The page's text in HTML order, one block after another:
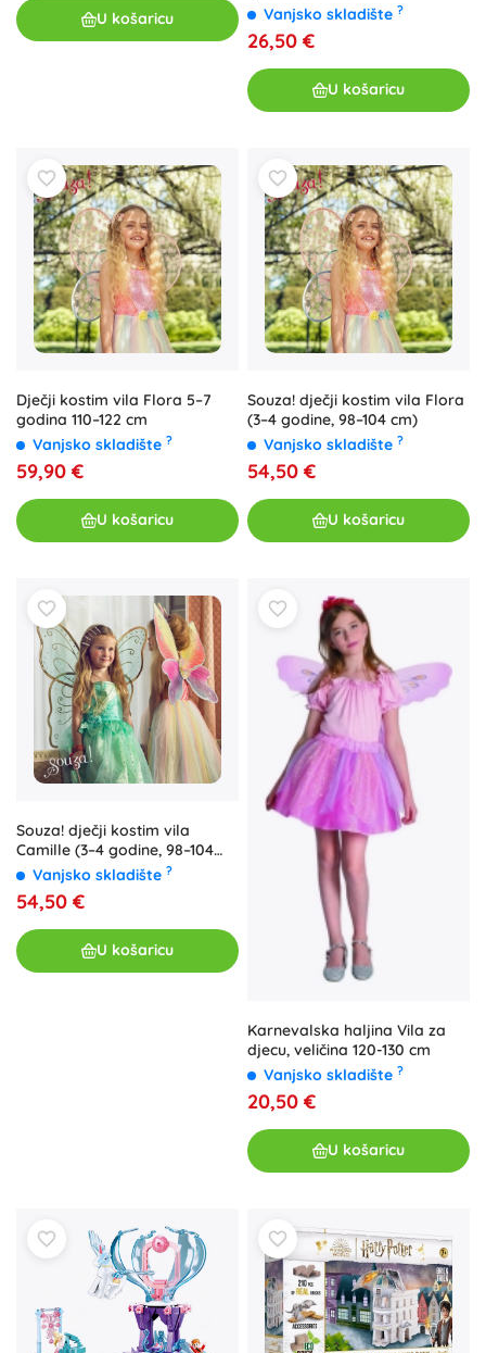
U košaricu
Vanjsko skladište ?
26,50 €
U košaricu
Dječji kostim vila Flora 5–7
godina 110–122 cm
Vanjsko skladište ?
59,90 €
U košaricu
Souza! dječji kostim vila Flora
(3–4 godine, 98–104 cm)
Vanjsko skladište ?
54,50 €
U košaricu
Souza! dječji kostim vila
Camille (3–4 godine, 98–104
cm)Vanjsko skladište ?
54,50 €
U košaricu
Karnevalska haljina Vila za
djecu, veličina 120-130 cm
Vanjsko skladište ?
20,50 €
U košaricu